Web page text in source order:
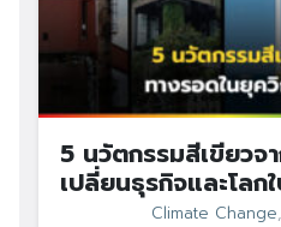
5 นวัตกรรมสีเขียวจ
เปลี่ยนธุรกิจและโลก
Climate Change,